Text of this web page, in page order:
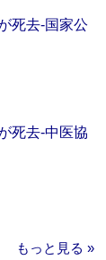
死去‐国家公
死去‐中医協
もっと見る »